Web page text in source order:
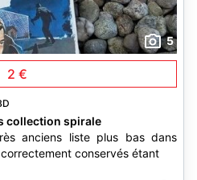
5
2 €
collection spirale
anciens liste plus bas dans
conservés étant